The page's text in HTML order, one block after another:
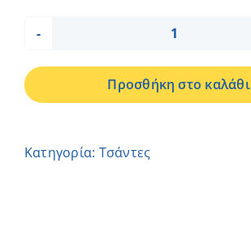
-
Αερόστατο-
Προσθήκη στο καλάθι
Κατηγορία: Τσάντες